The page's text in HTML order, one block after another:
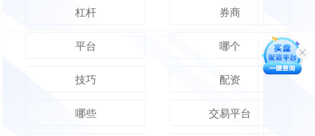
杠杆 券商
平台 哪个
技巧 配资
哪些 交易平台